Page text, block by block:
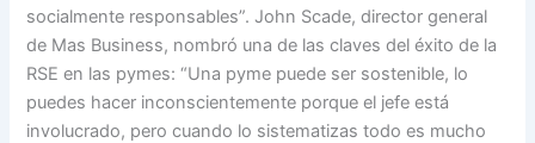
socialmente responsables”. John Scade, director general
de Mas Business, nombró una de las claves del éxito de la
RSE en las pymes: “Una pyme puede ser sostenible, lo
puedes hacer inconscientemente porque el jefe está
involucrado, pero cuando lo sistematizas todo es mucho